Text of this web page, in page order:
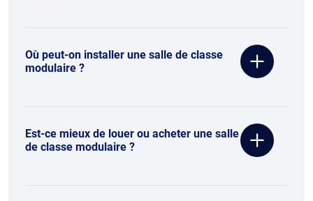
Où peut-on installer une salle de classe
modulaire ?
Est-ce mieux de louer ou acheter une salle
de classe modulaire ?